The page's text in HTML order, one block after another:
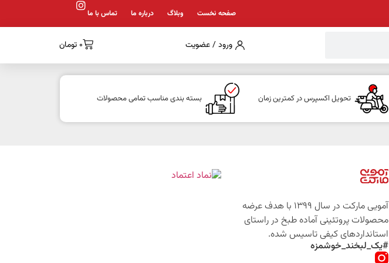
صفحه نخست وبلاگ درباره ما تماس با ما
ورود / عضویت 0 تومان
تحویل اکسپرس در کمترین زمان بسته بندی مناسب تمامی محصولات
آمویی مارکت در سال 1399 با هدف عرضه
محصولات پروتئینی آماده طبخ در راستای
استانداردهای کیفی تاسیس شده.
#یک_لبخند_خوشمزه